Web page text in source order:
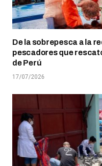
De la sobrepesca a la
pescadores que
de Perú
17/07/2026